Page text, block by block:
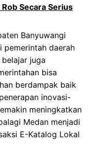
Secara Serius
Banyuwangi
pemerintah daerah
juga
bisa
berdampak baik
inovasi-
meningkatkan
Medan menjadi
E-Katalog Lokal